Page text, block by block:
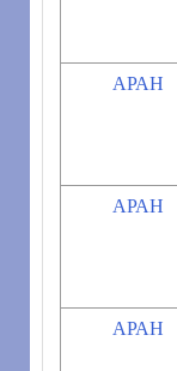
АРАН
АРАН
АРАН